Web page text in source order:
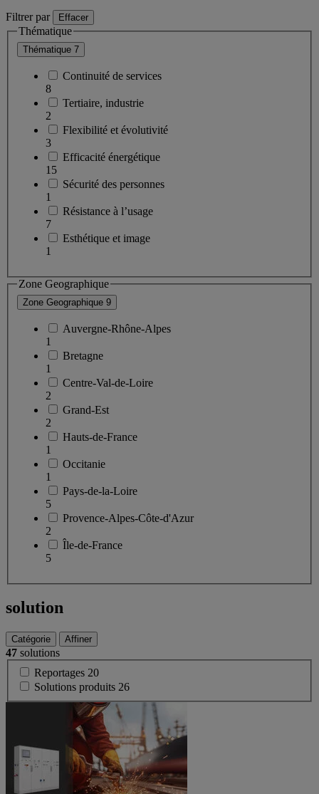
Filtrer par Effacer
Thématique
Thématique 7
Continuité de services
8
Tertiaire, industrie
2
Flexibilité et évolutivité
3
Efficacité énergétique
15
Sécurité des personnes
1
Résistance à l’usage
7
Esthétique et image
1
Zone Geographique
Zone Geographique 9
Auvergne-Rhône-Alpes
1
Bretagne
1
Centre-Val-de-Loire
2
Grand-Est
2
Hauts-de-France
1
Occitanie
1
Pays-de-la-Loire
5
Provence-Alpes-Côte-d'Azur
2
Île-de-France
5
solution
Catégorie Affiner
47 solutions
Reportages 20
Solutions produits 26